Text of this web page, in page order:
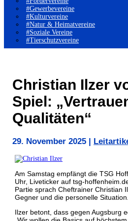
#Gewerbevereine
#Kulturvereine
#Natur & Heimatvereine
#Soziale Vereine
#Tierschutzvereine
Christian Ilzer
Spiel:
Qualitäten“
29. November 2025
Am Samstag empfängt die TSG
Uhr, Liveticker auf tsg-
Partie sprach Cheftrainer Christian
Gegner und die personelle Situation.
Ilzer betont, dass gegen Augsburg